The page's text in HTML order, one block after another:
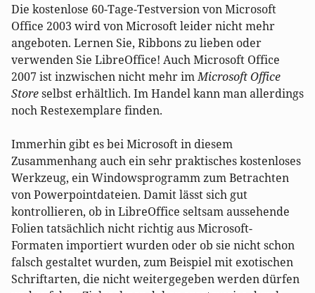
Die kostenlose 60-Tage-Testversion von Microsoft
Office 2003 wird von Microsoft leider nicht mehr
angeboten. Lernen Sie, Ribbons zu lieben oder
verwenden Sie LibreOffice! Auch Microsoft Office
2007 ist inzwischen nicht mehr imMicrosoft Office
Storeselbst erhältlich. Im Handel kann man allerdings
noch Restexemplare finden.
Immerhin gibt es bei Microsoft in diesem
Zusammenhang auch ein sehr praktisches kostenloses
Werkzeug, ein Windowsprogramm zum Betrachten
von Powerpointdateien. Damit lässt sich gut
kontrollieren, ob in LibreOffice seltsam aussehende
Folien tatsächlich nicht richtig aus Microsoft-
Formaten importiert wurden oder ob sie nicht schon
falsch gestaltet wurden, zum Beispiel mit exotischen
Schriftarten, die nicht weitergegeben werden dürfen